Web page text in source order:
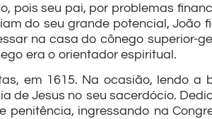
pois seu pai, por problemas
do seu grande potencial, João
na casa do cônego superior-
era o orientador espiritual.
em 1615. Na ocasião, lendo a
de Jesus no seu sacerdócio.
ingressando na